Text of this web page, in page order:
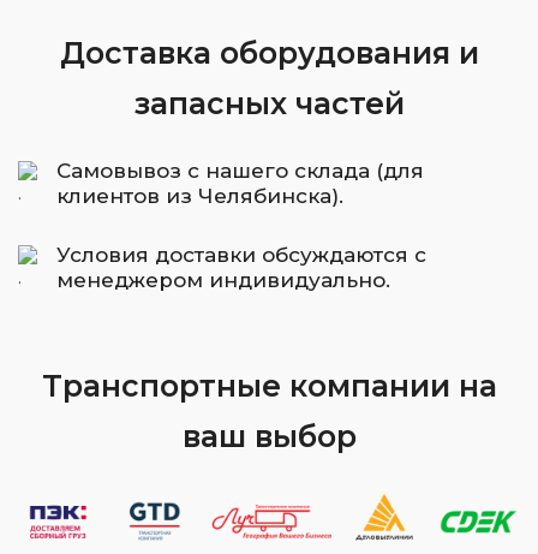
Доставка оборудования и
запасных частей
Самовывоз с нашего склада (для
клиентов из Челябинска).
Условия доставки обсуждаются с
менеджером индивидуально.
Транспортные компании на
ваш выбор